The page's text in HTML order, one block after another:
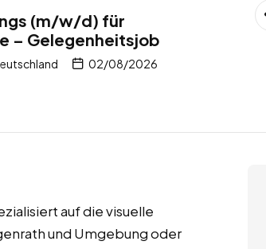
(m/w/d) für
– Gelegenheitsjob
02/08/2026
auf die visuelle
und Umgebung oder